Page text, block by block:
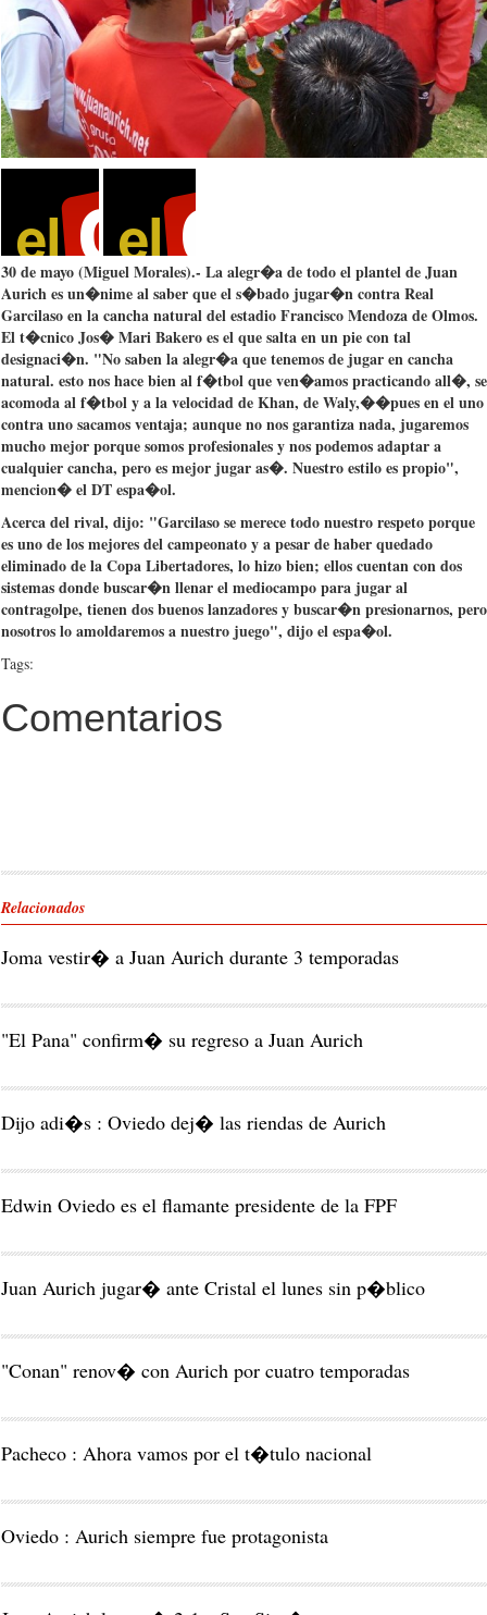
30 de mayo (Miguel Morales).- Laalegr�adetodoelplantelde Juan
Aurichesun�nimeal saberqueels�bado jugar�ncontra Real
Garcilasoen lacanchanatural delestadioFrancisco Mendoza deOlmos.
Elt�cnicoJos�MariBakeroeselquesaltaen un pie contal
designaci�n. "Nosabenlaalegr�aquetenemosde jugarencancha
natural. estonoshacebienalf�tbolqueven�amospracticandoall�, se
acomodaalf�tboly a lavelocidadde Khan, deWaly,��puesen eluno
contraunosacamosventaja; aunqueno nosgarantizanada, jugaremos
muchomejorporquesomosprofesionalesy nospodemosadaptara
cualquiercancha, peroesmejor jugaras�. Nuestroestiloespropio",
mencion�el DTespa�ol.
Acercadel rival, dijo: "Garcilasosemerecetodonuestrorespetoporque
esunode losmejoresdelcampeonatoy apesardehaberquedado
eliminadode laCopaLibertadores, lohizobien; elloscuentancon dos
sistemasdondebuscar�nllenarelmediocampopara jugaral
contragolpe, tienendosbuenoslanzadoresybuscar�npresionarnos, pero
nosotrosloamoldaremosanuestro juego", dijoelespa�ol.
Tags:
Comentarios
Relacionados
Joma vestir� a Juan Aurich durante 3 temporadas
"El Pana" confirm� su regreso a Juan Aurich
Dijo adi�s : Oviedo dej� las riendas de Aurich
Edwin Oviedo es el flamante presidente de la FPF
Juan Aurich jugar� ante Cristal el lunes sin p�blico
"Conan" renov� con Aurich por cuatro temporadas
Pacheco : Ahora vamos por el t�tulo nacional
Oviedo : Aurich siempre fue protagonista